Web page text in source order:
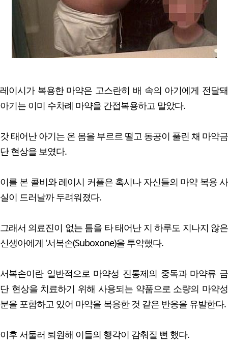
레이시가 복용한 마약은 고스란히 배 속의 아기에게 전달돼
아기는 이미 수차례 마약을 간접복용하고 말았다.
갓 태어난 아기는 온 몸을 부르르 떨고 동공이 풀린 채 마약금
단 현상을 보였다.
이를 본 콜비와 레이시 커플은 혹시나 자신들의 마약 복용 사
실이 드러날까 두려워졌다.
그래서 의료진이 없는 틈을 타 태어난 지 하루도 지나지 않은
신생아에게 '서복손(Suboxone)을 투약했다.
서복손이란 일반적으로 마약성 진통제의 중독과 마약류 금
단 현상을 치료하기 위해 사용되는 약품으로 소량의 마약성
분을 포함하고 있어 마약을 복용한 것 같은 반응을 유발한다.
이후 서둘러 퇴원해 이들의 행각이 감춰질 뻔 했다.